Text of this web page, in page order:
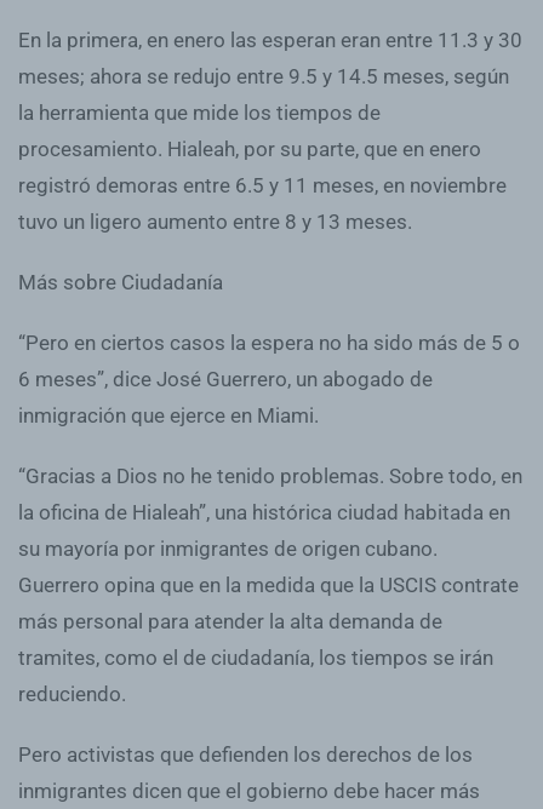
En la primera, en enero las esperan eran entre 11.3 y 30
meses; ahora se redujo entre 9.5 y 14.5 meses, según
la herramienta que mide los tiempos de
procesamiento. Hialeah, por su parte, que en enero
registró demoras entre 6.5 y 11 meses, en noviembre
tuvo un ligero aumento entre 8 y 13 meses.
Más sobre Ciudadanía
“Pero en ciertos casos la espera no ha sido más de 5 o
6 meses”, dice José Guerrero, un abogado de
inmigración que ejerce en Miami.
“Gracias a Dios no he tenido problemas. Sobre todo, en
la oficina de Hialeah”, una histórica ciudad habitada en
su mayoría por inmigrantes de origen cubano.
Guerrero opina que en la medida que la USCIS contrate
más personal para atender la alta demanda de
tramites, como el de ciudadanía, los tiempos se irán
reduciendo.
Pero activistas que defienden los derechos de los
inmigrantes dicen que el gobierno debe hacer más